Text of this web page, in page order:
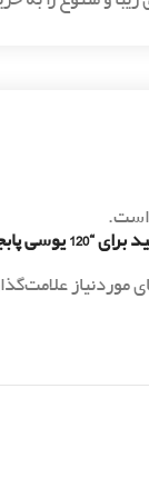
است.
پابجی”
موردنیاز